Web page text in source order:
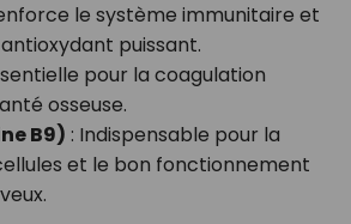
le système immunitaire et
puissant.
pour la coagulation
osseuse.
B9) : Indispensable pour la
et le bon fonctionnement